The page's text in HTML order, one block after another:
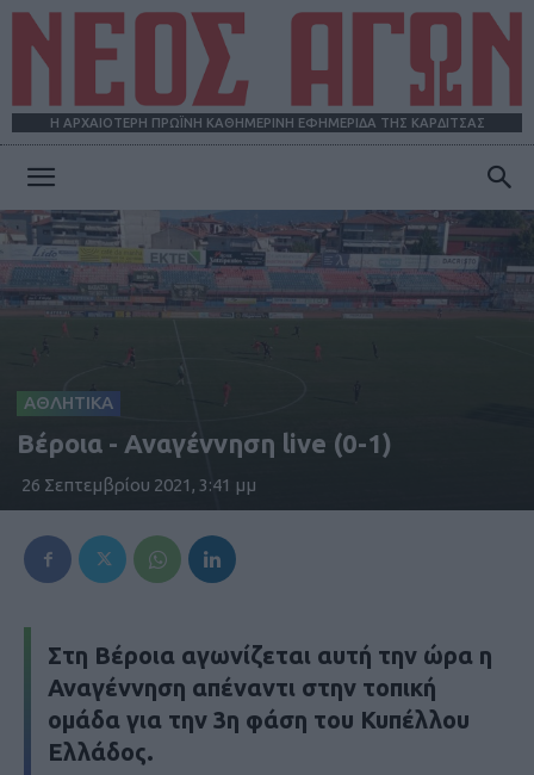
Η ΑΡΧΑΙΟΤΕΡΗ ΠΡΩΪΝΗ ΚΑΘΗΜΕΡΙΝΗ ΕΦΗΜΕΡΙΔΑ ΤΗΣ ΚΑΡΔΙΤΣΑΣ
ΑΓΩΝ
ΑΘΛΗΤΙΚΑ
Βέροια - Αναγέννηση live (0-1)
26 Σεπτεμβρίου 2021, 3:41 μμ
Στη Βέροια αγωνίζεται αυτή την ώρα η
Αναγέννηση απέναντι στην τοπική
ομάδα για την 3η φάση του Κυπέλλου
Ελλάδος.